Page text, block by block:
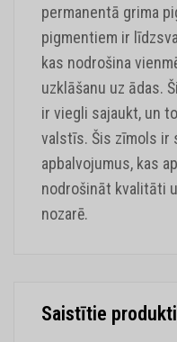
permanentā grima
pigmentiem ir
kas nodrošina
uzklāšanu uz ādas.
ir viegli sajaukt, un
valstīs. Šis zīmols ir
apbalvojumus, kas
nodrošināt kvalitāti
nozarē.
Saistītie produkti